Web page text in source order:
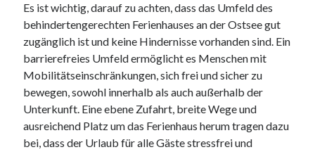
Es ist wichtig, darauf zu achten, dass das Umfeld des
behindertengerechten Ferienhauses an der Ostsee gut
zugänglich ist und keine Hindernisse vorhanden sind. Ein
barrierefreies Umfeld ermöglicht es Menschen mit
Mobilitätseinschränkungen, sich frei und sicher zu
bewegen, sowohl innerhalb als auch außerhalb der
Unterkunft. Eine ebene Zufahrt, breite Wege und
ausreichend Platz um das Ferienhaus herum tragen dazu
bei, dass der Urlaub für alle Gäste stressfrei und